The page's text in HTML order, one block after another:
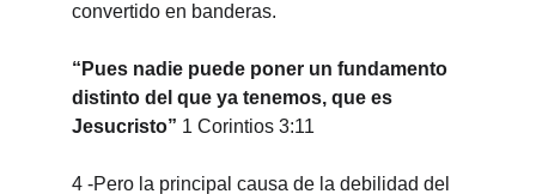
convertido en banderas.
“Pues nadie puede poner un fundamento
distinto del que ya tenemos, que es
Jesucristo” 1 Corintios 3:11
4 -Pero la principal causa de la debilidad del